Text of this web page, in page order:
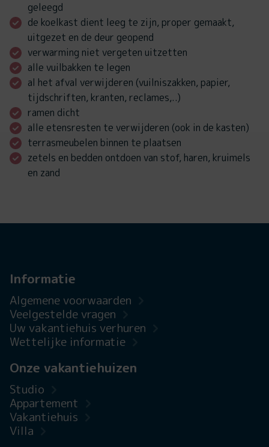
geleegd
de koelkast dient leeg te zijn, proper gemaakt,
uitgezet en de deur geopend
verwarming niet vergeten uitzetten
alle vuilbakken te legen
al het afval verwijderen (vuilniszakken, papier,
tijdschriften, kranten, reclames,..)
ramen dicht
alle etensresten te verwijderen (ook in de kasten)
terrasmeubelen binnen te plaatsen
zetels en bedden ontdoen van stof, haren, kruimels
en zand
Informatie
Algemene voorwaarden
Veelgestelde vragen
Uw vakantiehuis verhuren
Wettelijke informatie
Onze vakantiehuizen
Studio
Appartement
Vakantiehuis
Villa